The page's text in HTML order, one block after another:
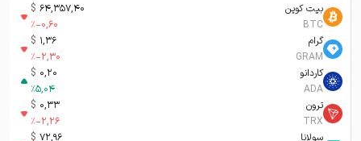
بیت کوین
BTC
64,357,40
$
%-0,60
گرام
GRAM
1,36
$
%-2,30
کاردانو
ADA
0,20
$
%5,04
ترون
TRX
0,33
$
%-2,26
سولانا
72,96
$